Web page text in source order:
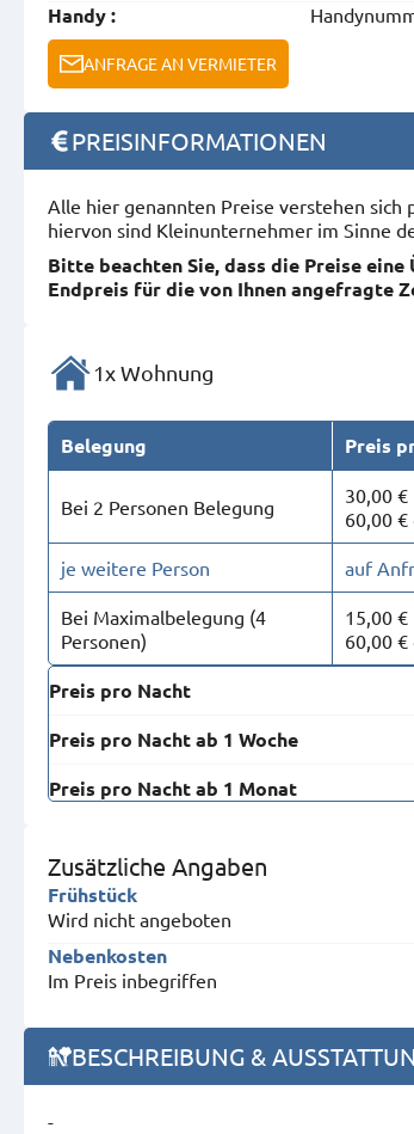
Handy :
ANFRAGE AN VERMIETER
PREISINFORMATIONEN
Alle hier genannten Preise verstehen sich
hiervon sind Kleinunternehmer im Sinne
Bitte beachten Sie, dass die Preise
Endpreis für die von Ihnen angefragte
1x Wohnung
Belegung Preis
Bei 2 Personen Belegung
30,00 €
60,00
je weitere Person auf
Bei Maximal­belegung (4
Personen)
15,00 €
60,00
Preis pro Nacht
Preis pro Nacht ab 1 Woche
Preis pro Nacht ab 1 Monat
Zusätzliche Angaben
Frühstück
Wird nicht angeboten
Nebenkosten
Im Preis inbegriffen
BESCHREIBUNG &
-